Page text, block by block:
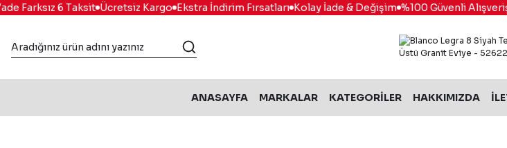
Farksız 6 Taksit Ücretsiz Kargo Ekstra İndirim Fırsatları Kolay İade & Değişim %100 Güvenli Alışveriş
ANASAYFA MARKALAR KATEGORİLER HAKKIMIZDA